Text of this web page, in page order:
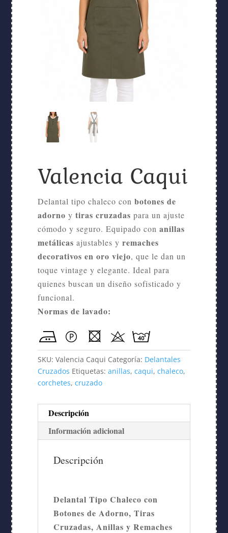
Valencia Caqui
Delantal tipo chaleco con botones de
adorno y tiras cruzadas para un ajuste
cómodo y seguro. Equipado con anillas
metálicas ajustables y remaches
decorativos en oro viejo, que le dan un
toque vintage y elegante. Ideal para
quienes buscan un diseño sofisticado y
funcional.
Normas de lavado:
SKU: Valencia Caqui Categoría: Delantales
Cruzados Etiquetas: anillas, caqui, chaleco,
corchetes, cruzado
Descripción
Información adicional
Descripción
Delantal Tipo Chaleco con
Botones de Adorno, Tiras
Cruzadas, Anillas y Remaches